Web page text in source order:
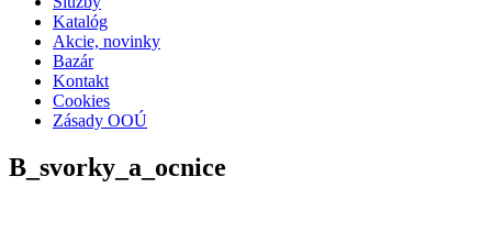
Katalóg
Akcie, novinky
Bazár
Kontakt
Cookies
Zásady OOÚ
B_svorky_a_ocnice